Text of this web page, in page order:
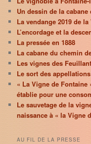
Un dessin de la
La vendange 2019 de
L’encordage et la
La pressée en 1888
La cabane du chemin
Les vignes des
Le sort des
« La Vigne de Fontaine
établie pour une
Le sauvetage de la
naissance à « la Vigne
AU FIL DE LA PRESSE